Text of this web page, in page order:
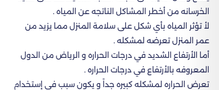
الخرسانه من أخطر المشاكل الناتجه عن المياه .
لأ تؤثر المياه بأي شكل على سلامة المنزل مما يزيد من
عمر المنزل تعرضه لمشكله .
أما الأرتفاع الشديد في درجات الحراره و الرياض من الدول
المعروفه بالأرتفاع في درجات الحراره .
تعرض الحراره لمشكله كبيره جداً و يكون سبب في إستخدام